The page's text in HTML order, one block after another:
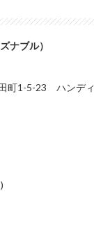
ナブル）
町1-5-23 ハンディ